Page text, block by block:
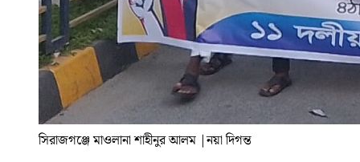
সিরাজগঞ্জে মাওলানা শাহীনুর আলম |নয়া দিগন্ত